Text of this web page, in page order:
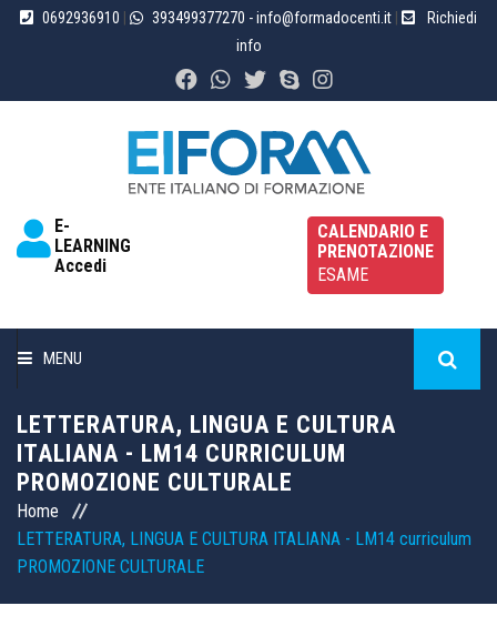
0692936910 393499377270 - info@formadocenti.it
Richiedi
info
E-
LEARNING
Accedi
CALENDARIO E
PRENOTAZIONE
ESAME
MENU
HOME
CHI SIAMO
OFFERTA FORMATIVA
CONSULENZA GRATUITA
LETTERATURA, LINGUA E CULTURA
ITALIANA - LM14 CURRICULUM
PROMOZIONE CULTURALE
Home
LETTERATURA, LINGUA E CULTURA ITALIANA - LM14 curriculum
PROMOZIONE CULTURALE